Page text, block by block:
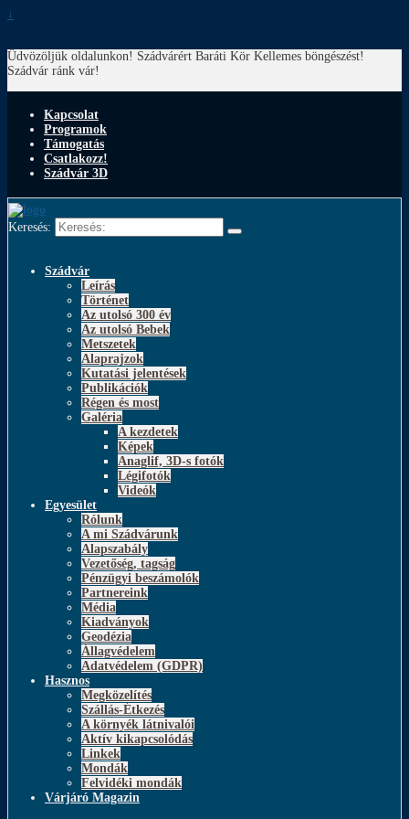
↓
Üdvözöljük oldalunkon! Szádvárért Baráti Kör Kellemes böngészést!
Szádvár ránk vár!
Kapcsolat
Programok
Támogatás
Csatlakozz!
Szádvár 3D
Keresés:
Szádvár
Leírás
Történet
Az utolsó 300 év
Az utolsó Bebek
Metszetek
Alaprajzok
Kutatási jelentések
Publikációk
Régen és most
Galéria
A kezdetek
Képek
Anaglif, 3D-s fotók
Légifotók
Videók
Egyesület
Rólunk
A mi Szádvárunk
Alapszabály
Vezetőség, tagság
Pénzügyi beszámolók
Partnereink
Média
Kiadványok
Geodézia
Állagvédelem
Adatvédelem (GDPR)
Hasznos
Megközelítés
Szállás-Étkezés
A környék látnivalói
Aktív kikapcsolódás
Linkek
Mondák
Felvidéki mondák
Várjáró Magazin